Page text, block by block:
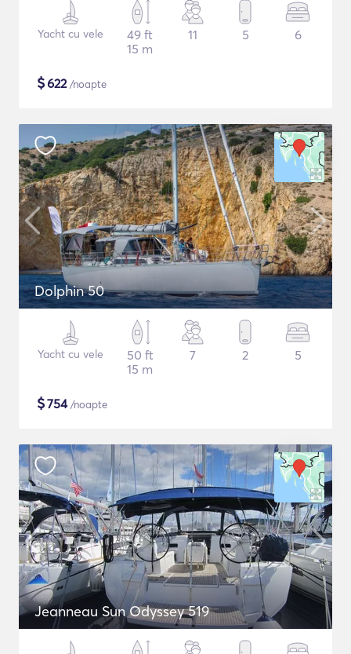
Yacht cu vele
49 ft
15 m
11 5 6
$622/noapte
Dolphin 50
Yacht cu vele
50 ft
15 m
7 2 5
$754/noapte
Jeanneau Sun Odyssey 519